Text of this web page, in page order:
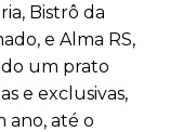
Bistrô da
e Alma RS,
um prato
e exclusivas,
até o